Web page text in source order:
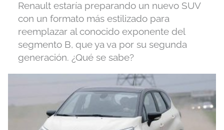
Renault estaría preparando un nuevo SUV
con un formato más estilizado para
reemplazar al conocido exponente del
segmento B, que ya va por su segunda
generación. ¿Qué se sabe?